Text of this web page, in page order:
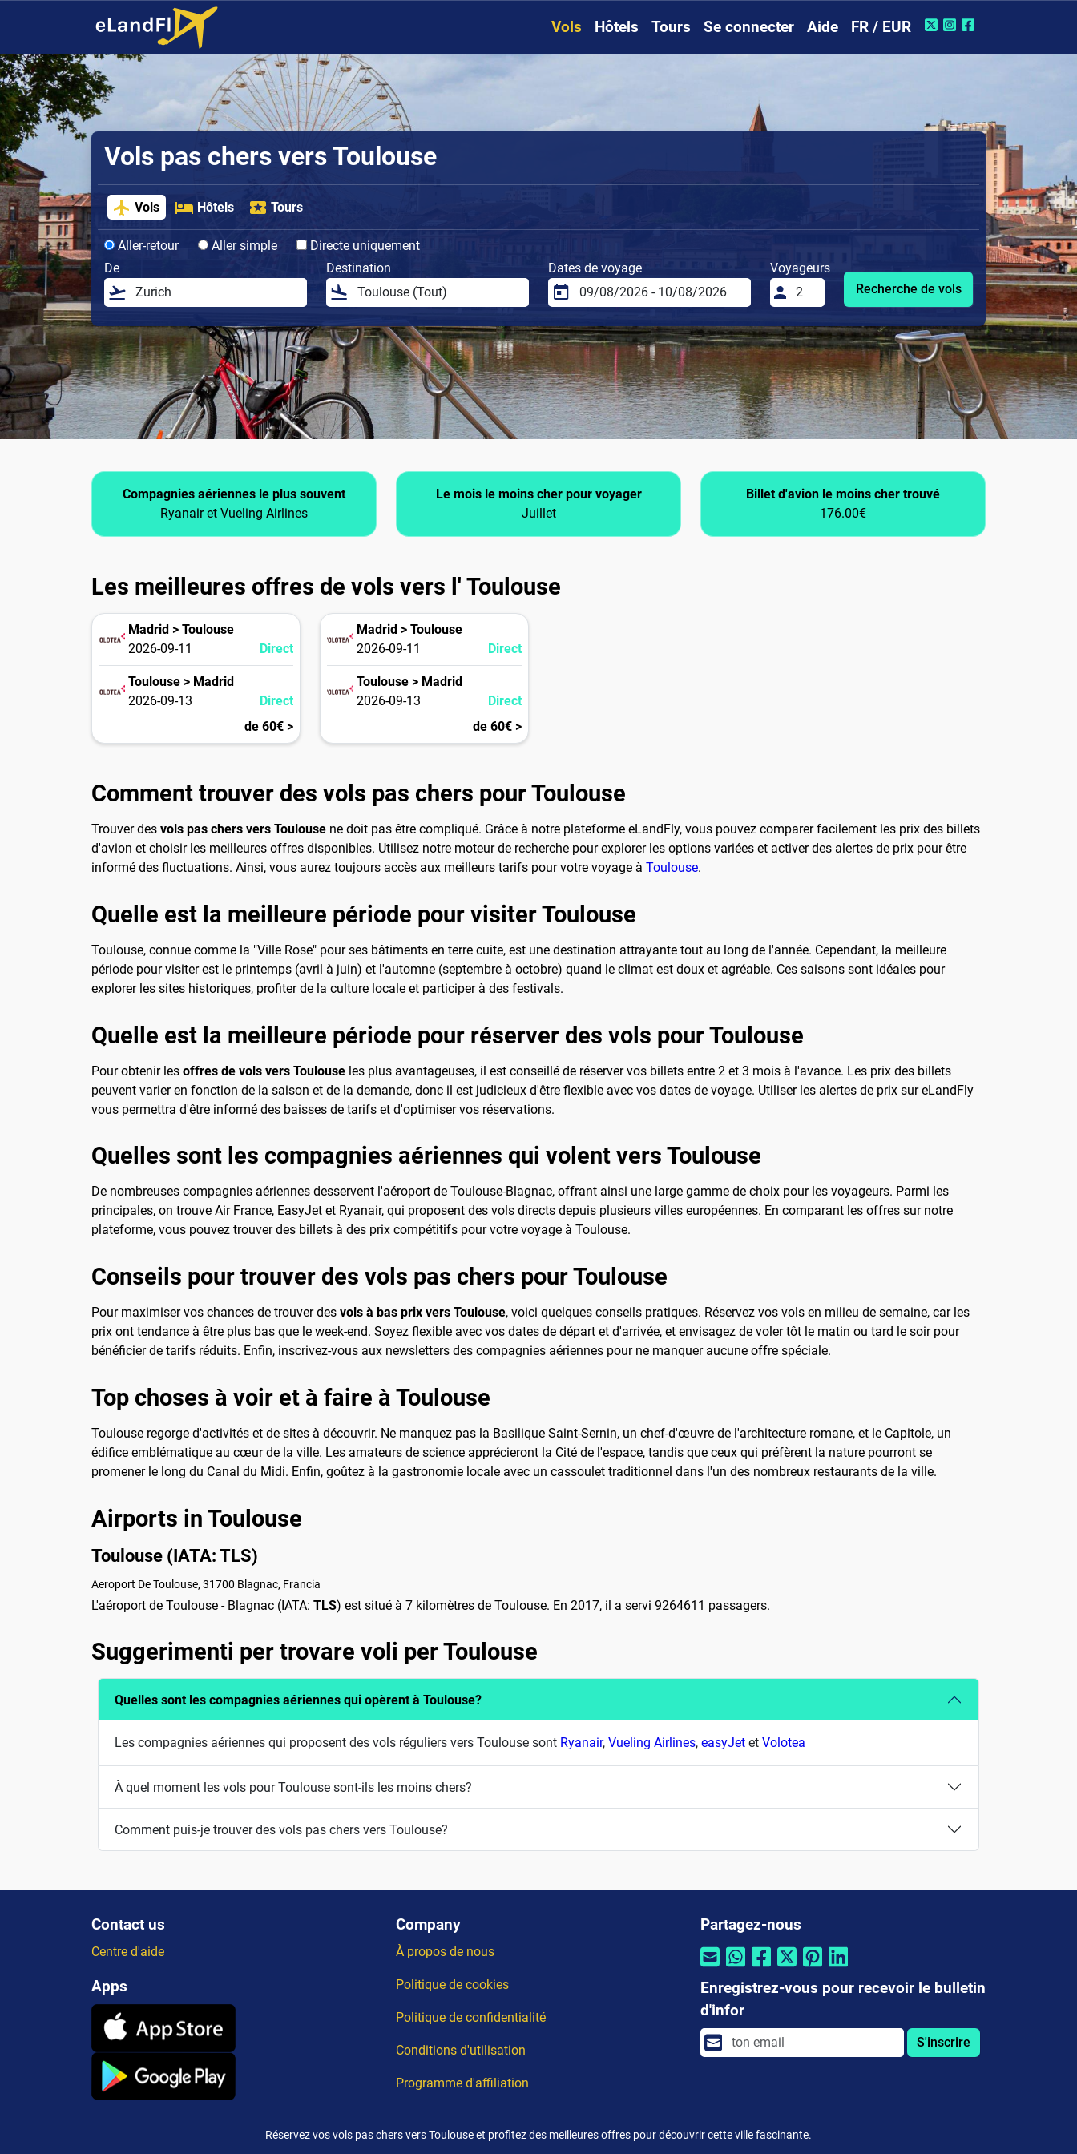
Vols Hôtels Tours Se connecter Aide FR / EUR
Vols pas chers vers Toulouse
Vols Hôtels Tours
Aller-retour Aller simple
Directe uniquement
De
Destination Dates de voyage
Voyageurs
Recherche de vols
Compagnies aériennes le plus souvent
Ryanair et Vueling Airlines
Le mois le moins cher pour voyager
Juillet
Billet d'avion le moins cher trouvé
176.00€
Les meilleures offres de vols vers l' Toulouse
Madrid > Toulouse
2026-09-11
Direct
Toulouse > Madrid
2026-09-13
Direct
de 60€ >
Madrid > Toulouse
2026-09-11
Direct
Toulouse > Madrid
2026-09-13
Direct
de 60€ >
Comment trouver des vols pas chers pour Toulouse
Trouver des vols pas chers vers Toulouse ne doit pas être compliqué. Grâce à notre plateforme eLandFly, vous pouvez comparer facilement les prix des billets
d'avion et choisir les meilleures offres disponibles. Utilisez notre moteur de recherche pour explorer les options variées et activer des alertes de prix pour être
informé des fluctuations. Ainsi, vous aurez toujours accès aux meilleurs tarifs pour votre voyage à Toulouse.
Quelle est la meilleure période pour visiter Toulouse
Toulouse, connue comme la "Ville Rose" pour ses bâtiments en terre cuite, est une destination attrayante tout au long de l'année. Cependant, la meilleure
période pour visiter est le printemps (avril à juin) et l'automne (septembre à octobre) quand le climat est doux et agréable. Ces saisons sont idéales pour
explorer les sites historiques, profiter de la culture locale et participer à des festivals.
Quelle est la meilleure période pour réserver des vols pour Toulouse
Pour obtenir les offres de vols vers Toulouse les plus avantageuses, il est conseillé de réserver vos billets entre 2 et 3 mois à l'avance. Les prix des billets
peuvent varier en fonction de la saison et de la demande, donc il est judicieux d'être flexible avec vos dates de voyage. Utiliser les alertes de prix sur eLandFly
vous permettra d'être informé des baisses de tarifs et d'optimiser vos réservations.
Quelles sont les compagnies aériennes qui volent vers Toulouse
De nombreuses compagnies aériennes desservent l'aéroport de Toulouse-Blagnac, offrant ainsi une large gamme de choix pour les voyageurs. Parmi les
principales, on trouve Air France, EasyJet et Ryanair, qui proposent des vols directs depuis plusieurs villes européennes. En comparant les offres sur notre
plateforme, vous pouvez trouver des billets à des prix compétitifs pour votre voyage à Toulouse.
Conseils pour trouver des vols pas chers pour Toulouse
Pour maximiser vos chances de trouver des vols à bas prix vers Toulouse, voici quelques conseils pratiques. Réservez vos vols en milieu de semaine, car les
prix ont tendance à être plus bas que le week-end. Soyez flexible avec vos dates de départ et d'arrivée, et envisagez de voler tôt le matin ou tard le soir pour
bénéficier de tarifs réduits. Enfin, inscrivez-vous aux newsletters des compagnies aériennes pour ne manquer aucune offre spéciale.
Top choses à voir et à faire à Toulouse
Toulouse regorge d'activités et de sites à découvrir. Ne manquez pas la Basilique Saint-Sernin, un chef-d'œuvre de l'architecture romane, et le Capitole, un
édifice emblématique au cœur de la ville. Les amateurs de science apprécieront la Cité de l'espace, tandis que ceux qui préfèrent la nature pourront se
promener le long du Canal du Midi. Enfin, goûtez à la gastronomie locale avec un cassoulet traditionnel dans l'un des nombreux restaurants de la ville.
Airports in Toulouse
Toulouse (IATA: TLS)
Aeroport De Toulouse, 31700 Blagnac, Francia
L'aéroport de Toulouse - Blagnac (IATA: TLS) est situé à 7 kilomètres de Toulouse. En 2017, il a servi 9264611 passagers.
Suggerimenti per trovare voli per Toulouse
Quelles sont les compagnies aériennes qui opèrent à Toulouse?
Les compagnies aériennes qui proposent des vols réguliers vers Toulouse sont Ryanair, Vueling Airlines, easyJet et Volotea
À quel moment les vols pour Toulouse sont-ils les moins chers?
Comment puis-je trouver des vols pas chers vers Toulouse?
Contact us
Centre d'aide
Apps
Company
À propos de nous
Politique de cookies
Politique de confidentialité
Conditions d'utilisation
Programme d'affiliation
Partagez-nous
Enregistrez-vous pour recevoir le bulletin
d'infor
S'inscrire
Réservez vos vols pas chers vers Toulouse et profitez des meilleures offres pour découvrir cette ville fascinante.